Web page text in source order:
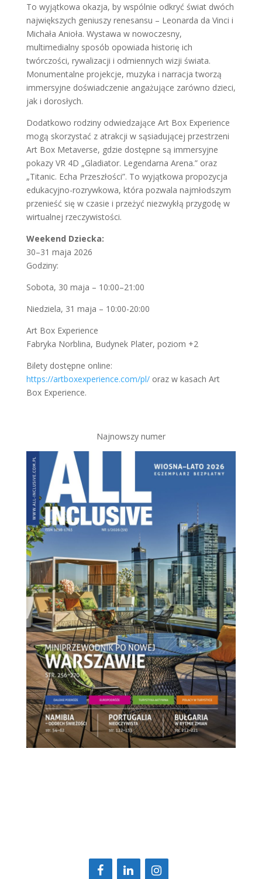
To wyjątkowa okazja, by wspólnie odkryć świat dwóch
największych geniuszy renesansu – Leonarda da Vinci i
Michała Anioła. Wystawa w nowoczesny,
multimedialny sposób opowiada historię ich
twórczości, rywalizacji i odmiennych wizji świata.
Monumentalne projekcje, muzyka i narracja tworzą
immersyjne doświadczenie angażujące zarówno dzieci,
jak i dorosłych.
Dodatkowo rodziny odwiedzające Art Box Experience
mogą skorzystać z atrakcji w sąsiadującej przestrzeni
Art Box Metaverse, gdzie dostępne są immersyjne
pokazy VR 4D „Gladiator. Legendarna Arena.” oraz
„Titanic. Echa Przeszłości”. To wyjątkowa propozycja
edukacyjno-rozrywkowa, która pozwala najmłodszym
przenieść się w czasie i przeżyć niezwykłą przygodę w
wirtualnej rzeczywistości.
Weekend Dziecka:
30–31 maja 2026
Godziny:
Sobota, 30 maja – 10:00–21:00
Niedziela, 31 maja – 10:00-20:00
Art Box Experience
Fabryka Norblina, Budynek Plater, poziom +2
Bilety dostępne online:
https://artboxexperience.com/pl/oraz w kasach Art
Box Experience.
Najnowszy numer